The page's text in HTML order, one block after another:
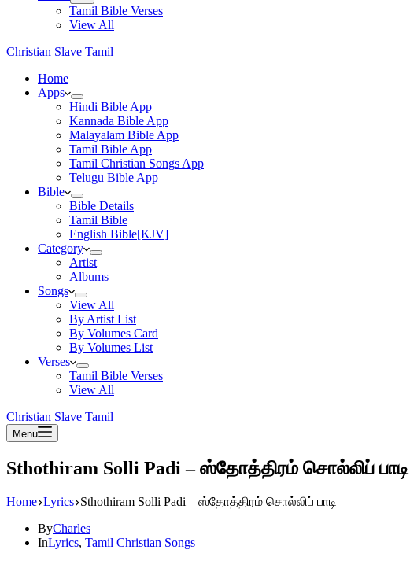
Tamil Bible Verses
View All
Christian Slave Tamil
Home
Apps
Hindi Bible App
Kannada Bible App
Malayalam Bible App
Tamil Bible App
Tamil Christian Songs App
Telugu Bible App
Bible
Bible Details
Tamil Bible
English Bible[KJV]
Category
Artist
Albums
Songs
View All
By Artist List
By Volumes Card
By Volumes List
Verses
Tamil Bible Verses
View All
Christian Slave Tamil
Menu
Sthothiram Solli Padi – ஸ்தோத்திரம் சொல்லிப் பாடி
Home Lyrics Sthothiram Solli Padi – ஸ்தோத்திரம் சொல்லிப் பாடி
ByCharles
InLyrics, Tamil Christian Songs